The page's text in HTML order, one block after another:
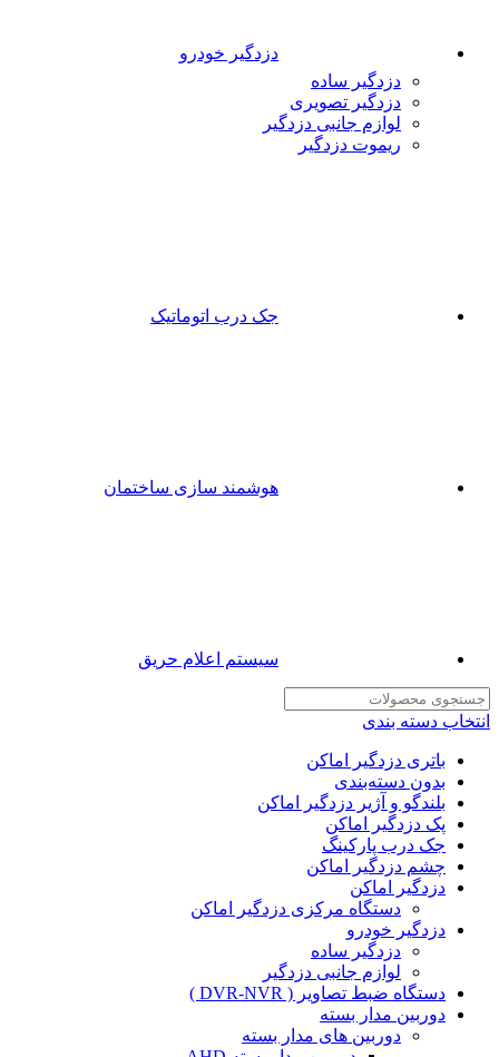
دزدگیر خودرو
دزدگیر ساده
دزدگیر تصویری
لوازم جانبی دزدگیر
ریموت دزدگیر
جک درب اتوماتیک
هوشمند سازی ساختمان
سیستم اعلام حریق
انتخاب دسته بندی
باتری دزدگیر اماکن
بدون دسته‌بندی
بلندگو و آژیر دزدگیر اماکن
پک دزدگیر اماکن
جک درب پارکینگ
چشم دزدگیر اماکن
دزدگیر اماکن
دستگاه مرکزی دزدگیر اماکن
دزدگیر خودرو
دزدگیر ساده
لوازم جانبی دزدگیر
دستگاه ضبط تصاویر ( DVR-NVR )
دوربین مدار بسته
دوربین های مدار بسته